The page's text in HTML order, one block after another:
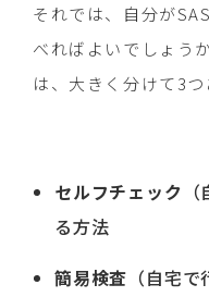
それでは、自分が
べればよいでしょう
は、大きく分けて3つ
セルフチェック
る方法
簡易検査 （自宅